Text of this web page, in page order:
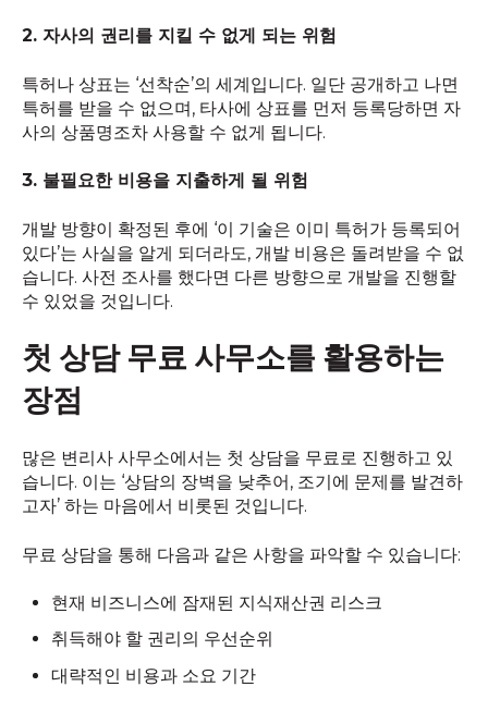
2. 자사의 권리를 지킬 수 없게 되는 위험
특허나 상표는 ‘선착순’의 세계입니다. 일단 공개하고 나면
특허를 받을 수 없으며, 타사에 상표를 먼저 등록당하면 자
사의 상품명조차 사용할 수 없게 됩니다.
3. 불필요한 비용을 지출하게 될 위험
개발 방향이 확정된 후에 ‘이 기술은 이미 특허가 등록되어
있다’는 사실을 알게 되더라도, 개발 비용은 돌려받을 수 없
습니다. 사전 조사를 했다면 다른 방향으로 개발을 진행할
수 있었을 것입니다.
첫 상담 무료 사무소를 활용하는
장점
많은 변리사 사무소에서는 첫 상담을 무료로 진행하고 있
습니다. 이는 ‘상담의 장벽을 낮추어, 조기에 문제를 발견하
고자’ 하는 마음에서 비롯된 것입니다.
무료 상담을 통해 다음과 같은 사항을 파악할 수 있습니다:
현재 비즈니스에 잠재된 지식재산권 리스크
취득해야 할 권리의 우선순위
대략적인 비용과 소요 기간